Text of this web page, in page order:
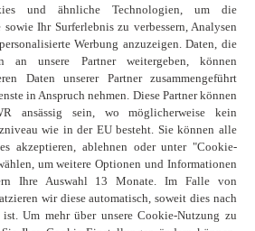
und ähnliche Technologien, um die
Ihr Surferlebnis zu verbessern, Analysen
Werbung anzuzeigen. Daten, die
unsere Partner weitergeben, können
Daten unserer Partner zusammengeführt
in Anspruch nehmen. Diese Partner können
ansässig sein, wo möglicherweise kein
wie in der EU besteht. Sie können alle
akzeptieren, ablehnen oder unter "Cookie-
um weitere Optionen und Informationen
Ihre Auswahl 13 Monate. Im Falle von
wir diese automatisch, soweit dies nach
Um mehr über unsere Cookie-Nutzung zu